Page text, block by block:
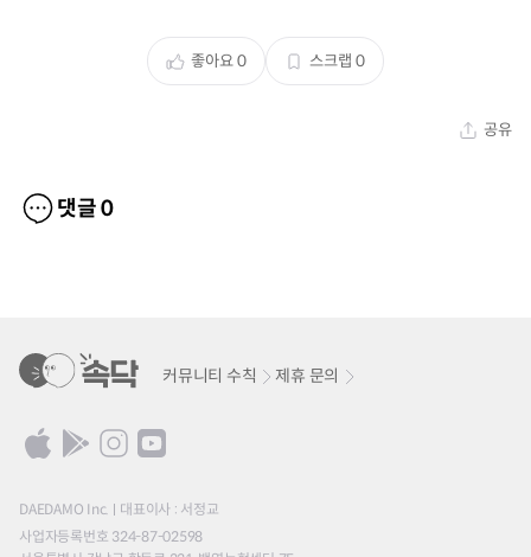
좋아요0 스크랩 0
공유
댓글0
커뮤니티 수칙 제휴 문의
DAEDAMO Inc.
대표이사 : 서정교
사업자등록번호 324-87-02598